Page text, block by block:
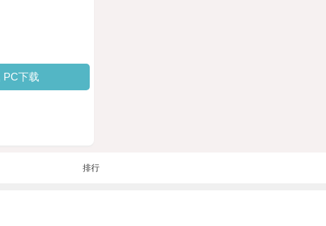
PC下载
排行